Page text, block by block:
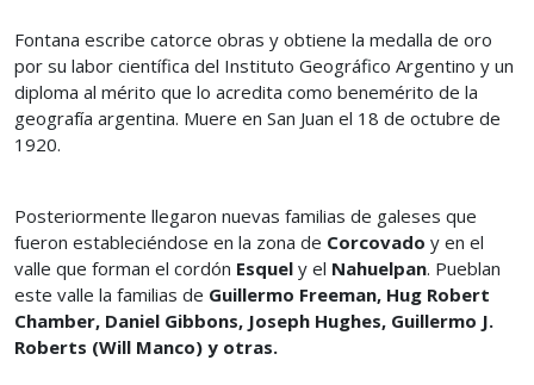
Fontana escribe catorce obras y obtiene la medalla de oro
por su labor científica del Instituto Geográfico Argentino y un
diploma al mérito que lo acredita como benemérito de la
geografía argentina. Muere en San Juan el 18 de octubre de
1920.
Posteriormente llegaron nuevas familias de galeses que
fueron estableciéndose en la zona de Corcovado y en el
valle que forman el cordón Esquel y el Nahuelpan. Pueblan
este valle la familias de Guillermo Freeman, Hug Robert
Chamber, Daniel Gibbons, Joseph Hughes, Guillermo J.
Roberts (Will Manco) y otras.